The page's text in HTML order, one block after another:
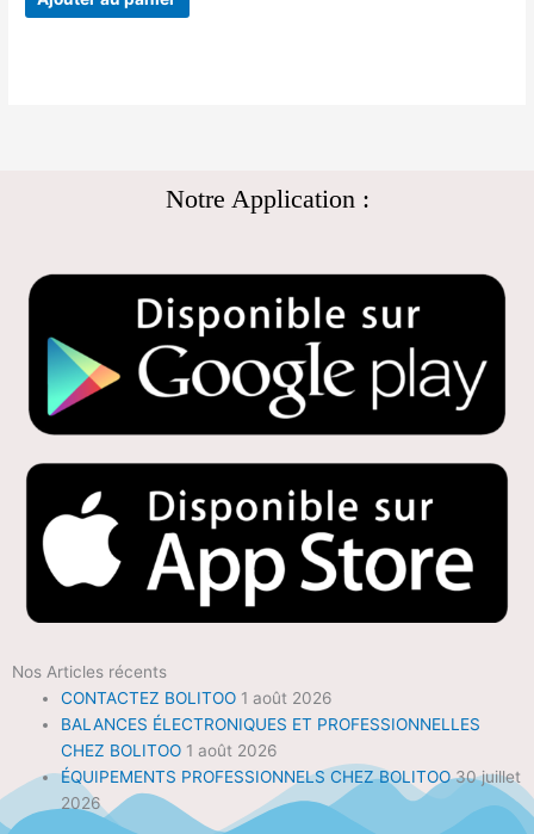
Notre Application :
Nos Articles récents
CONTACTEZ BOLITOO 1 août 2026
BALANCES ÉLECTRONIQUES ET PROFESSIONNELLES
CHEZ BOLITOO 1 août 2026
ÉQUIPEMENTS PROFESSIONNELS CHEZ BOLITOO 30 juillet
2026